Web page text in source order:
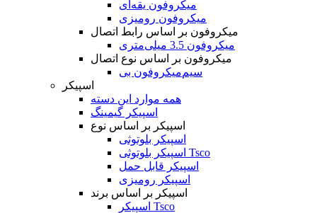
میکروفون یقه‌ای
میکروفون رومیزی
میکروفون بر اساس رابط اتصال
میکروفون 3.5 میلی‌متری
میکروفون بر اساس نوع اتصال
میکروفون بی‌‎سیم
اسپیکر
همه موارد این دسته
اسپیکر گیمینگ
اسپیکر بر اساس نوع
اسپیکر بلوتوثی
اسپیکر بلوتوثی Tsco
اسپیکر قابل حمل
اسپیکر رومیزی
اسپیکر بر اساس برند
اسپیکر Tsco